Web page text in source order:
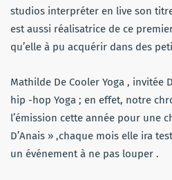
studios interpréter en live son
est aussi réalisatrice de ce
qu’elle à pu acquérir dans des
Mathilde De Cooler Yoga , invitée
hip -hop Yoga ; en effet, notre
l’émission cette année pour une
D’Anais » ,chaque mois elle ira
un événement à ne pas louper .